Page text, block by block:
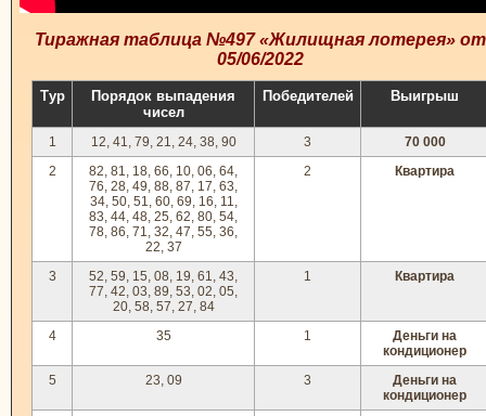
Тиражная таблица №497 «Жилищная лотерея» от
05/06/2022
Тур
Порядок выпадения
чисел
Победителей Выигрыш
1 12, 41, 79, 21, 24, 38, 90 3
70 000
2
82, 81, 18, 66, 10, 06, 64,
76, 28, 49, 88, 87, 17, 63,
34, 50, 51, 60, 69, 16, 11,
83, 44, 48, 25, 62, 80, 54,
78, 86, 71, 32, 47, 55, 36,
22, 37
2 Квартира
3
52, 59, 15, 08, 19, 61, 43,
77, 42, 03, 89, 53, 02, 05,
20, 58, 57, 27, 84
1 Квартира
4 35 1
Деньги на
кондиционер
5
23, 09 3
Деньги на
кондиционер